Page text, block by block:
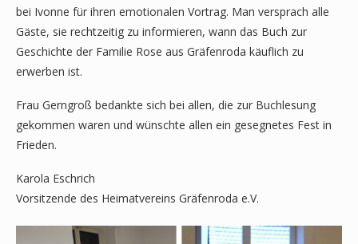
bei Ivonne für ihren emotionalen Vortrag. Man versprach alle
Gäste, sie rechtzeitig zu informieren, wann das Buch zur
Geschichte der Familie Rose aus Gräfenroda käuflich zu
erwerben ist.
Frau Gerngroß bedankte sich bei allen, die zur Buchlesung
gekommen waren und wünschte allen ein gesegnetes Fest in
Frieden.
Karola Eschrich
Vorsitzende des Heimatvereins Gräfenroda e.V.